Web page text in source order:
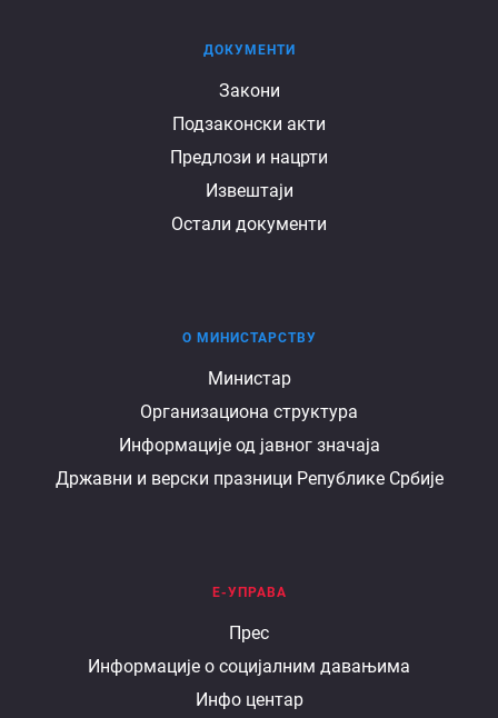
ДОКУМЕНТИ
Закони
Подзаконски акти
Предлози и нацрти
Извештаји
Остали документи
министарству
О МИНИСТАРСТВУ
Министар
Организациона структура
Информације од јавног значаја
Државни и верски празници Републике Србије
Е-УПРАВА
Прес
Информације о социјалним давањима
Инфо центар